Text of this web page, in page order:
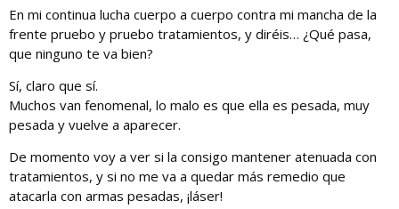
En mi continua lucha cuerpo a cuerpo contra mi mancha de la
frente pruebo y pruebo tratamientos, y diréis… ¿Qué pasa,
que ninguno te va bien?
Sí, claro que sí.
Muchos van fenomenal, lo malo es que ella es pesada, muy
pesada y vuelve a aparecer.
De momento voy a ver si la consigo mantener atenuada con
tratamientos, y si no me va a quedar más remedio que
atacarla con armas pesadas, ¡láser!